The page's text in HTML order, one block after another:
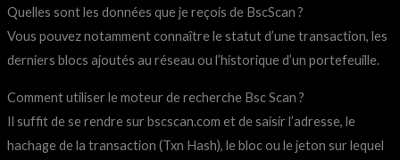
Quelles sont les données que je reçois de BscScan ?
Vous pouvez notamment connaître le statut d’une transaction, les
derniers blocs ajoutés au réseau ou l’historique d’un portefeuille.
Comment utiliser le moteur de recherche Bsc Scan ?
Il suffit de se rendre sur bscscan.com et de saisir l’adresse, le
hachage de la transaction (Txn Hash), le bloc ou le jeton sur lequel